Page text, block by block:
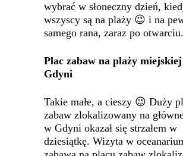
wybrać w słoneczny dzień,
wszyscy są na plaży 😉 i na
samego rana, zaraz po otwarciu.
Plac zabaw na plaży
Gdyni
Takie małe, a cieszy 😉 Duży
zabaw zlokalizowany na
w Gdyni okazał się strzałem w
dziesiątkę. Wizyta w